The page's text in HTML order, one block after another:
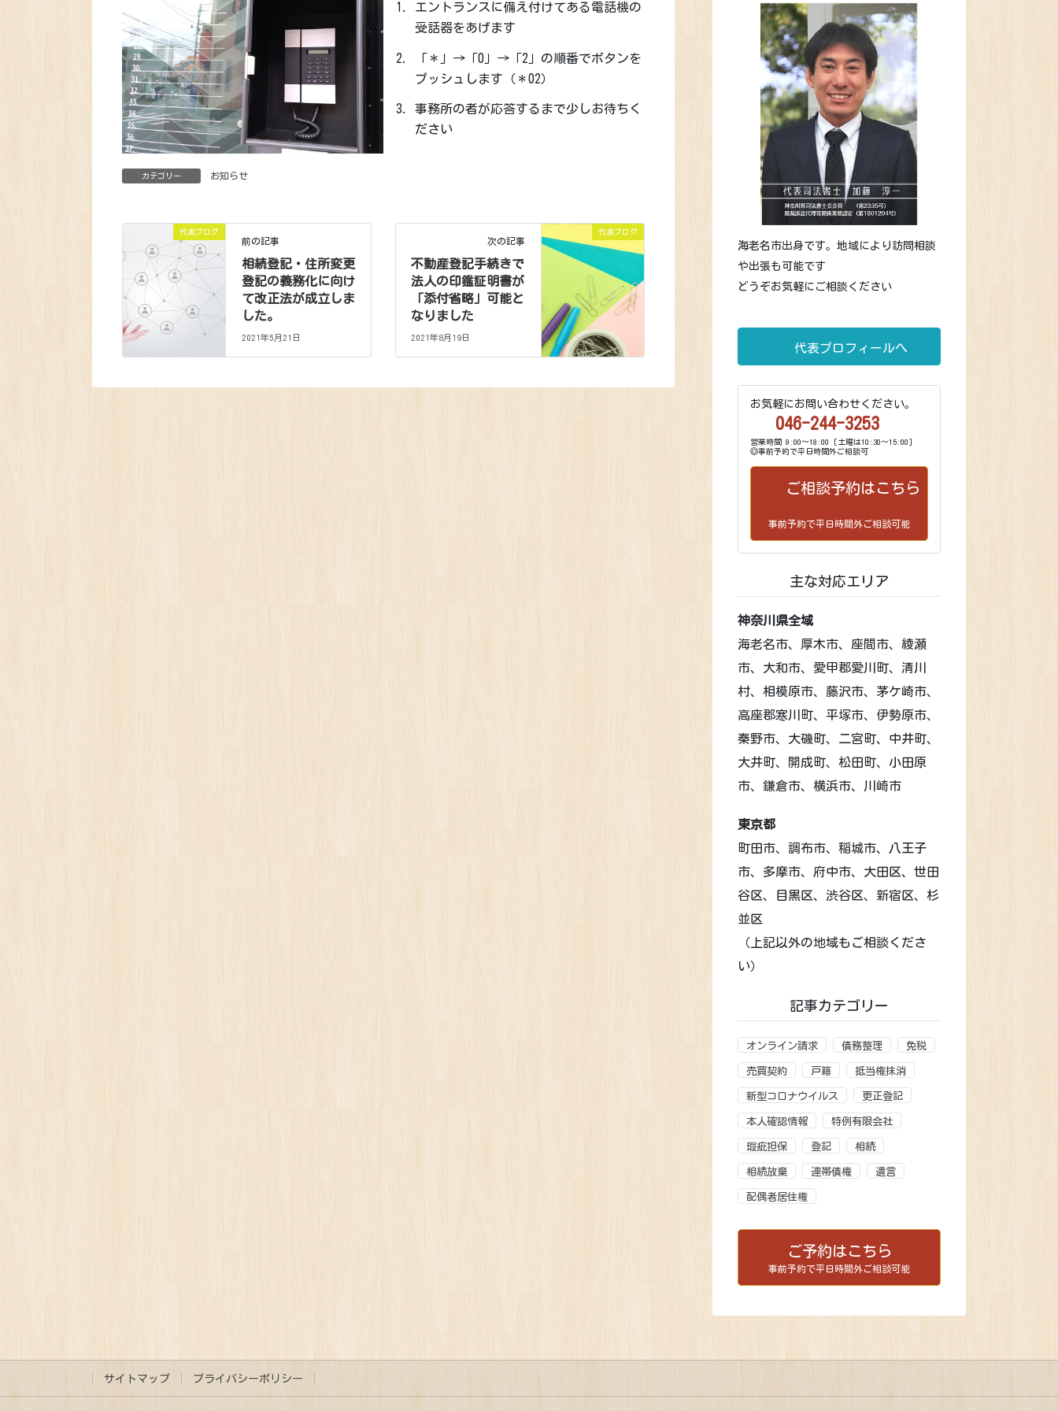
エントランスに備え付けてある電話機の
受話器をあげます
「＊」→「0」→「2」の順番でボタンを
プッシュします（＊02）
事務所の者が応答するまで少しお待ちく
ださい
カテゴリー お知らせ
代表ブログ
前の記事
相続登記・住所変更
登記の義務化に向け
て改正法が成立しま
した。
2021年5月21日
代表ブログ
次の記事
不動産登記手続きで
法人の印鑑証明書が
「添付省略」可能と
なりました
2021年8月19日
海老名市出身です。地域により訪問相談
や出張も可能です
どうぞお気軽にご相談ください
代表プロフィールへ
お気軽にお問い合わせください。
046-244-3253
営業時間 9:00～18:00 [土曜は10:30～15:00]
◎事前予約で平日時間外ご相談可
ご相談予約はこちら
事前予約で平日時間外ご相談可能
主な対応エリア
神奈川県全域
海老名市、厚木市、座間市、綾瀬
市、大和市、愛甲郡愛川町、清川
村、相模原市、藤沢市、茅ケ崎市、
高座郡寒川町、平塚市、伊勢原市、
秦野市、大磯町、二宮町、中井町、
大井町、開成町、松田町、小田原
市、鎌倉市、横浜市、川崎市
東京都
町田市、調布市、稲城市、八王子
市、多摩市、府中市、大田区、世田
谷区、目黒区、渋谷区、新宿区、杉
並区
（上記以外の地域もご相談くださ
い）
記事カテゴリー
オンライン請求 債務整理 免税
売買契約 戸籍 抵当権抹消
新型コロナウイルス 更正登記
本人確認情報 特例有限会社
瑕疵担保 登記 相続
相続放棄 連帯債権 遺言
配偶者居住権
ご予約はこちら
事前予約で平日時間外ご相談可能
サイトマップ プライバシーポリシー